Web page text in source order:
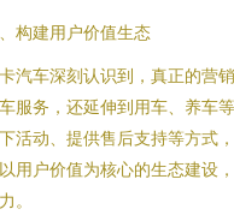
构建用户价值生态
汽车深刻认识到，真正的营
服务，还延伸到用车、养车
活动、提供售后支持等方式
用户价值为核心的生态建设
。